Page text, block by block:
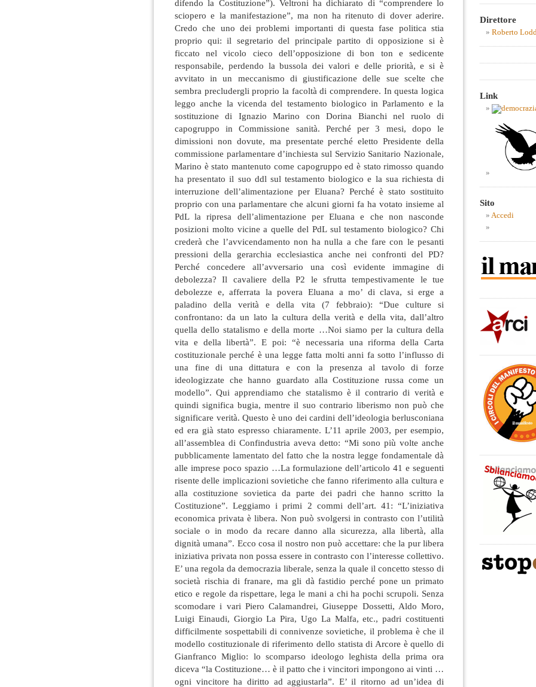
difendo la Costituzione”). Veltroni ha dichiarato di “comprendere lo
sciopero e la manifestazione”, ma non ha ritenuto di dover aderire.
Credo che uno dei problemi importanti di questa fase politica stia
proprio qui: il segretario del principale partito di opposizione si è
ficcato nel vicolo cieco dell’opposizione di bon ton e sedicente
responsabile, perdendo la bussola dei valori e delle priorità, e si è
avvitato in un meccanismo di giustificazione delle sue scelte che
sembra precludergli proprio la facoltà di comprendere. In questa logica
leggo anche la vicenda del testamento biologico in Parlamento e la
sostituzione di Ignazio Marino con Dorina Bianchi nel ruolo di
capogruppo in Commissione sanità. Perché per 3 mesi, dopo le
dimissioni non dovute, ma presentate perché eletto Presidente della
commissione parlamentare d’inchiesta sul Servizio Sanitario Nazionale,
Marino è stato mantenuto come capogruppo ed è stato rimosso quando
ha presentato il suo ddl sul testamento biologico e la sua richiesta di
interruzione dell’alimentazione per Eluana? Perché è stato sostituito
proprio con una parlamentare che alcuni giorni fa ha votato insieme al
PdL la ripresa dell’alimentazione per Eluana e che non nasconde
posizioni molto vicine a quelle del PdL sul testamento biologico? Chi
crederà che l’avvicendamento non ha nulla a che fare con le pesanti
pressioni della gerarchia ecclesiastica anche nei confronti del PD?
Perché concedere all’avversario una così evidente immagine di
debolezza? Il cavaliere della P2 le sfrutta tempestivamente le tue
debolezze e, afferrata la povera Eluana a mo’ di clava, si erge a
paladino della verità e della vita (7 febbraio): “Due culture si
confrontano: da un lato la cultura della verità e della vita, dall’altro
quella dello statalismo e della morte …Noi siamo per la cultura della
vita e della libertà”. E poi: “è necessaria una riforma della Carta
costituzionale perché è una legge fatta molti anni fa sotto l’influsso di
una fine di una dittatura e con la presenza al tavolo di forze
ideologizzate che hanno guardato alla Costituzione russa come un
modello”. Qui apprendiamo che statalismo è il contrario di verità e
quindi significa bugia, mentre il suo contrario liberismo non può che
significare verità. Questo è uno dei cardini dell’ideologia berlusconiana
ed era già stato espresso chiaramente. L’11 aprile 2003, per esempio,
all’assemblea di Confindustria aveva detto: “Mi sono più volte anche
pubblicamente lamentato del fatto che la nostra legge fondamentale dà
alle imprese poco spazio …La formulazione dell’articolo 41 e seguenti
risente delle implicazioni sovietiche che fanno riferimento alla cultura e
alla costituzione sovietica da parte dei padri che hanno scritto la
Costituzione”. Leggiamo i primi 2 commi dell’art. 41: “L’iniziativa
economica privata è libera. Non può svolgersi in contrasto con l’utilità
sociale o in modo da recare danno alla sicurezza, alla libertà, alla
dignità umana”. Ecco cosa il nostro non può accettare: che la pur libera
iniziativa privata non possa essere in contrasto con l’interesse collettivo.
E’ una regola da democrazia liberale, senza la quale il concetto stesso di
società rischia di franare, ma gli dà fastidio perché pone un primato
etico e regole da rispettare, lega le mani a chi ha pochi scrupoli. Senza
scomodare i vari Piero Calamandrei, Giuseppe Dossetti, Aldo Moro,
Luigi Einaudi, Giorgio La Pira, Ugo La Malfa, etc., padri costituenti
difficilmente sospettabili di connivenze sovietiche, il problema è che il
modello costituzionale di riferimento dello statista di Arcore è quello di
Gianfranco Miglio: lo scomparso ideologo leghista della prima ora
diceva “la Costituzione… è il patto che i vincitori impongono ai vinti …
ogni vincitore ha diritto ad aggiustarla”. E’ il ritorno ad un’idea di
Direttore
Roberto
Link
Sito
Accedi